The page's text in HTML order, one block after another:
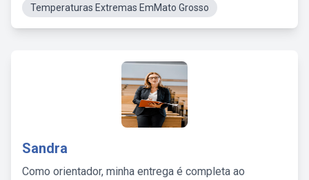
Temperaturas Extremas EmMato Grosso
Sandra
Como orientador, minha entrega é completa ao